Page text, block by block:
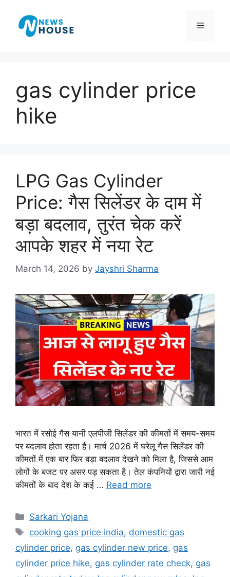
content
Menu
gas cylinder price
hike
LPG Gas Cylinder
Price: गैस सिलेंडर के दाम में
बड़ा बदलाव, तुरंत चेक करें
आपके शहर में नया रेट
March 14, 2026 by Jayshri Sharma
भारत में रसोई गैस यानी एलपीजी सिलेंडर की कीमतों में समय-समय
पर बदलाव होता रहता है। मार्च 2026 में घरेलू गैस सिलेंडर की
कीमतों में एक बार फिर बड़ा बदलाव देखने को मिला है, जिससे आम
लोगों के बजट पर असर पड़ सकता है। तेल कंपनियों द्वारा जारी नई
कीमतों के बाद देश के कई … Read more
Categories
Sarkari Yojana
Tags
cooking gas price india, domestic gas
cylinder price, gas cylinder new price, gas
cylinder price hike, gas cylinder rate check, gas